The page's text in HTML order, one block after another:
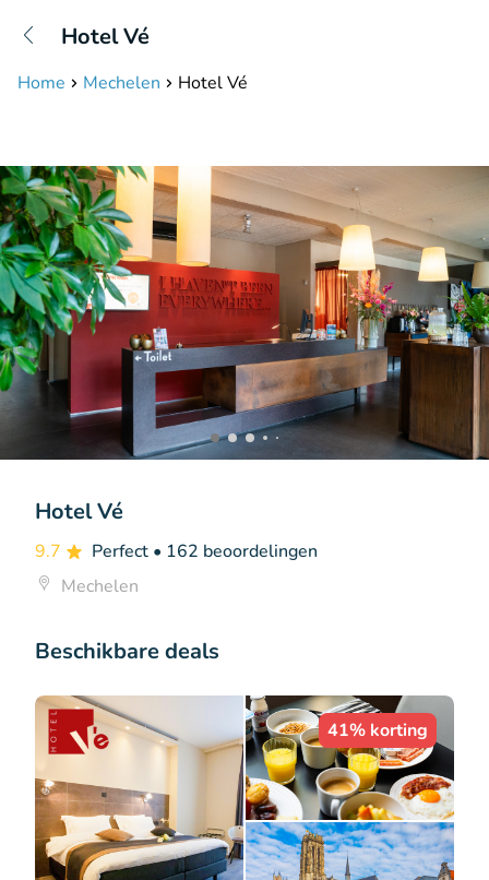
Hotel Vé
Home Mechelen Hotel Vé
Hotel Vé
9.7 Perfect • 162 beoordelingen
Mechelen
Beschikbare deals
41% korting